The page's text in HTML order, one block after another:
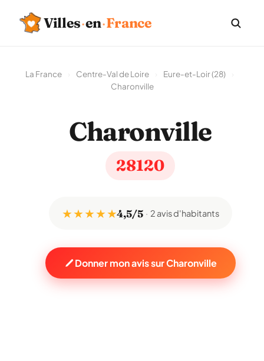
Villes·en·France
La France Centre-Val de Loire Eure-et-Loir (28)
Charonville
Charonville
28120
★ ★ ★ ★ ★4,5/5 2 avis d'habitants
Donner mon avis sur Charonville